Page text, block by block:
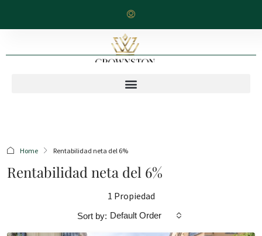
Home Rentabilidad neta del 6%
Rentabilidad neta del 6%
1 Propiedad
Sort by: Default Order